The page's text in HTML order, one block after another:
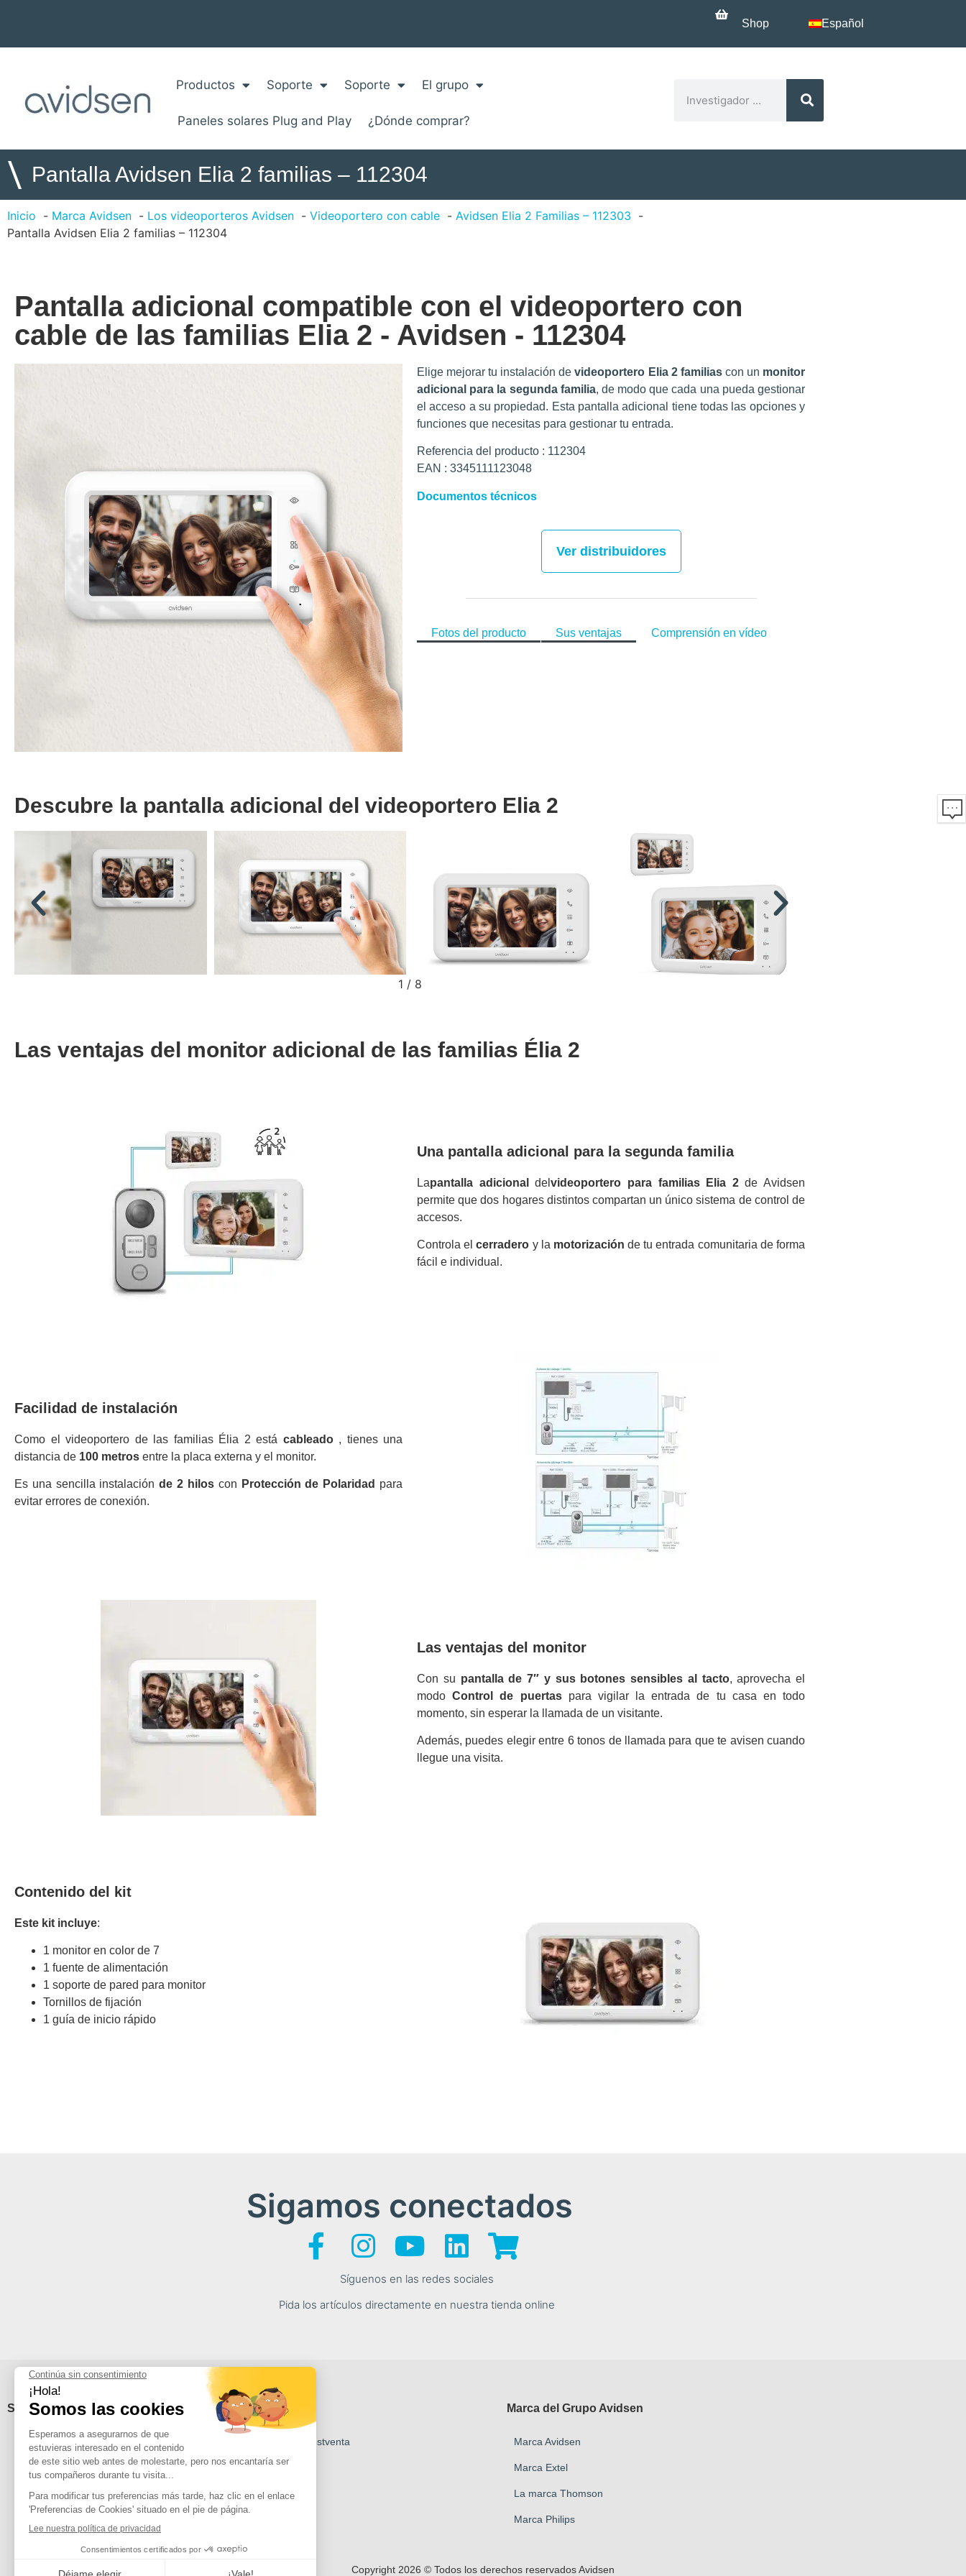
Shop Español
Productos Soporte Soporte El grupo
Paneles solares Plug and Play ¿Dónde comprar?
\ Pantalla Avidsen Elia 2 familias – 112304
Inicio Marca Avidsen Los videoporteros Avidsen Videoportero con cable
Avidsen Elia 2 Familias – 112303
Pantalla Avidsen Elia 2 familias – 112304
Pantalla adicional compatible con el videoportero con
cable de las familias Elia 2 - Avidsen - 112304
Elige mejorar tu instalación devideoportero Elia 2 familiascon un monitor
adicional para la segunda familia, de modo que cada una pueda gestionar
el acceso a su propiedad. Esta pantalla adicional tiene todas las opciones y
funciones que necesitas para gestionar tu entrada.
Referencia del producto : 112304
EAN : 3345111123048
Documentos técnicos
Ver distribuidores
Fotos del producto Sus ventajas Comprensión en vídeo
Descubre la pantalla adicional del videoportero Elia 2
2 / 8
Las ventajas del monitor adicional de las familias Élia 2
Una pantalla adicional para la segunda familia
Lapantalla adicional delvideoportero para familias Elia 2de Avidsen
permite que dos hogares distintos compartan un único sistema de control de
accesos.
Controla elcerradero y la motorizaciónde tu entrada comunitaria de forma
fácil e individual.
Facilidad de instalación
Como el videoportero de las familias Élia 2 está cableado , tienes una
distancia de 100 metros entre la placa externa y el monitor.
Es una sencilla instalaciónde 2 hiloscon Protección de Polaridad para
evitar errores de conexión.
Las ventajas del monitor
Con su pantalla de 7″ y sus botones sensibles al tacto, aprovecha el
modo Control de puertaspara vigilar la entrada de tu casa en todo
momento, sin esperar la llamada de un visitante.
Además, puedes elegir entre 6 tonos de llamada para que te avisen cuando
llegue una visita.
Contenido del kit
Este kit incluye:
1 monitor en color de 7
1 fuente de alimentación
1 soporte de pared para monitor
Tornillos de fijación
1 guía de inicio rápido
Sigamos conectados
Síguenos en las redes sociales
Pida los artículos directamente en nuestra tienda online
Sobre Avidsen
Qui sommes nous ?
Rejoignez nous
On parle de nous
Soporte
Tutorial servicio postventa
Soporte
Marca del Grupo Avidsen
Marca Avidsen
Marca Extel
La marca Thomson
Marca Philips
Copyright 2026 © Todos los derechos reservados Avidsen